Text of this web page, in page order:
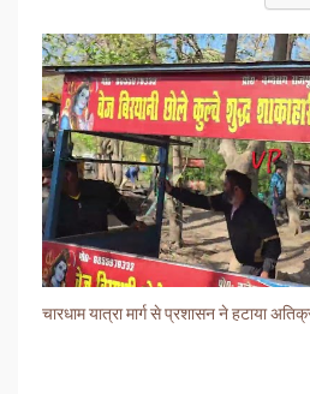
चारधाम यात्रा मार्ग से प्रशासन ने हटाया